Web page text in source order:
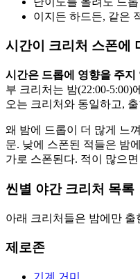
이지든 하드든, 같은
시간이 크리처 스폰에
시간은 드롭에 영향을 주
부 크리처는 밤(22:00-
오는 크리처와 동일하고,
왜 밤에 드롭이 더 많게 느
문. 낮에 스폰된 적들은 밤
가로 스폰된다. 적이 많으
씬별 야간 크리처 목록
아래 크리처들은 밤에만 출
제로존
기계 거미